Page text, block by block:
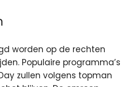
worden op de rechten
Populaire programma’s
zullen volgens topman